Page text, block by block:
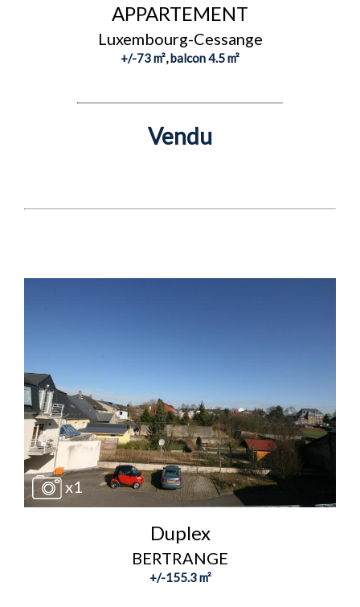
APPARTEMENT
Luxembourg-Cessange
+/-73 m², balcon 4.5 m²
Vendu
x1
Duplex
BERTRANGE
+/-155.3 m²